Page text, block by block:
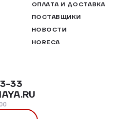
ОПЛАТА И ДОСТАВКА
ПОСТАВЩИКИ
НОВОСТИ
HORECA
33